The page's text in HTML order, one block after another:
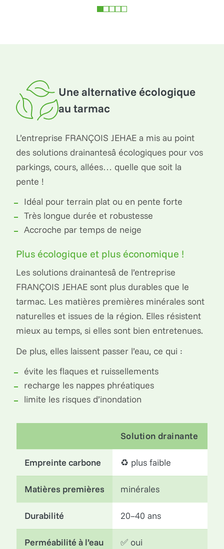
Une alternative écologique
au tarmac
L’entreprise FRANÇOIS JEHAE a mis au point
des solutions drainantesâ écologiques pour vos
parkings, cours, allées… quelle que soit la
pente !
Idéal pour terrain plat ou en pente forte
Très longue durée et robustesse
Accroche par temps de neige
Plus écologique et plus économique !
Les solutions drainantesâ de l’entreprise
FRANÇOIS JEHAE sont plus durables que le
tarmac. Les matières premières minérales sont
naturelles et issues de la région. Elles résistent
mieux au temps, si elles sont bien entretenues.
De plus, elles laissent passer l’eau, ce qui :
évite les flaques et ruissellements
recharge les nappes phréatiques
limite les risques d’inondation
Solution drainante
Empreinte carbone ♻️ plus faible
Matières premières minérales
Durabilité 20–40 ans
Perméabilité à l’eau ✅ oui